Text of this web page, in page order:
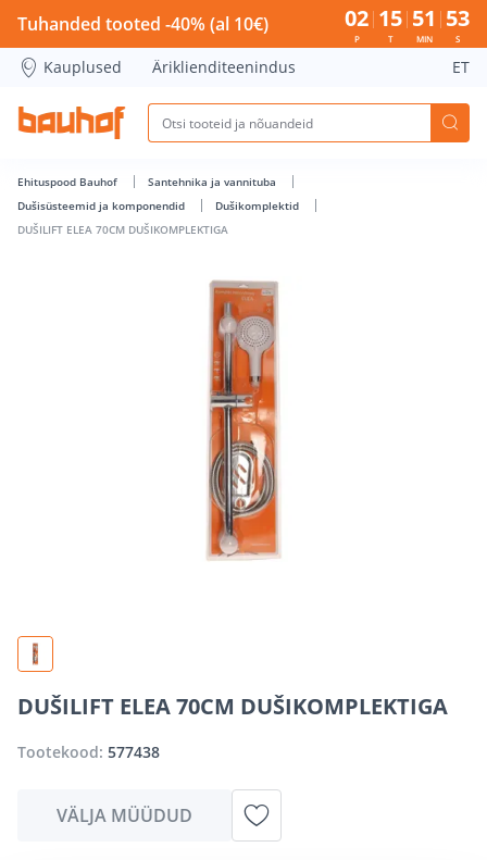
DUŠILIFT ELEA 70CM DUŠIKOMPLEKTIGA - Bauhof has
Tuhanded tooted -40% (al 10€) 02
P
15
T
51
MIN
52
S
Kauplused Äriklienditeenindus ET
Ehituspood Bauhof
Santehnika ja vannituba
Dušisüsteemid ja komponendid
Dušikomplektid
DUŠILIFT ELEA 70CM DUŠIKOMPLEKTIGA
DUŠILIFT ELEA 70CM DUŠIKOMPLEKTIGA
Tootekood: 577438
VÄLJA MÜÜDUD